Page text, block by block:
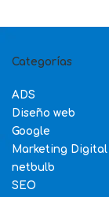
Categorías
ADS
Diseño web
Google
Marketing Digital
netbulb
SEO